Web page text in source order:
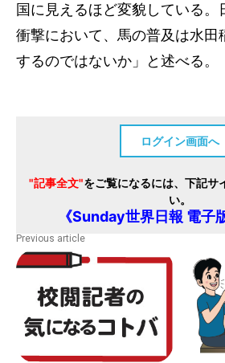
国に見えるほど変貌している。
衝撃において、馬の普及は水田
するのではないか」と述べる。
ログイン画面へ
"記事全文"をご覧になるには、下記サ
い。
《Sunday世界日報 電子
Previous article